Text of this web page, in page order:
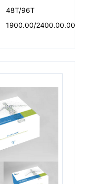
48T/96T
1900.00/2400.00.00